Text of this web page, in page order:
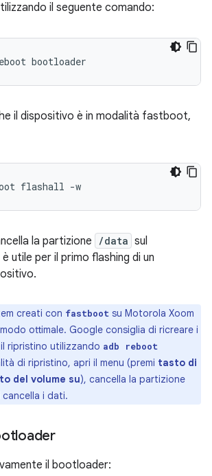
il seguente comando:
bootloader
il dispositivo è in modalità fastboot,
flashall -w
la partizione /data sul
utile per il primo flashing di un
creati con fastboot su Motorola Xoom
ottimale. Google consiglia di ricreare i
ripristino utilizzando adb reboot
di ripristino, apri il menu (premi tasto di
del volume su), cancella la partizione
i dati.
il bootloader: